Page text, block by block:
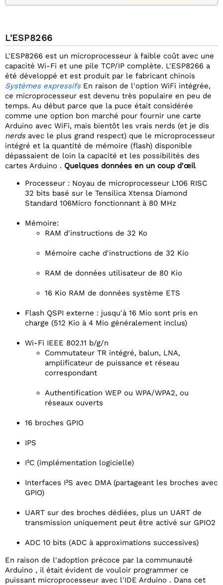
L'ESP8266
L'ESP8266 est un microprocesseur à faible coût avec une
capacité Wi-Fi et une pile TCP/IP complète. L'ESP8266 a
été développé et est produit par le fabricant chinois
Systèmes expressifsEn raison de l'option WiFi intégrée,
ce microprocesseur est devenu très populaire en peu de
temps. Au début parce que la puce était considérée
comme une option bon marché pour fournir une carte
Arduino avec WiFi, mais bientôt les vrais nerds (et je dis
nerdsavec le plus grand respect) que le microprocesseur
intégré et la quantité de mémoire (flash) disponible
dépassaient de loin la capacité et les possibilités des
cartes Arduino . Quelques données en un coup d'œil
Processeur : Noyau de microprocesseur L106 RISC
32 bits basé sur le Tensilica Xtensa Diamond
Standard 106Micro fonctionnant à 80 MHz
Mémoire:
RAM d'instructions de 32 Ko
Mémoire cache d'instructions de 32 Kio
RAM de données utilisateur de 80 Kio
16 Kio RAM de données système ETS
Flash QSPI externe : jusqu'à 16 Mio sont pris en
charge (512 Kio à 4 Mio généralement inclus)
Wi-Fi IEEE 802.11 b/g/n
Commutateur TR intégré, balun, LNA,
amplificateur de puissance et réseau
correspondant
Authentification WEP ou WPA/WPA2, ou
réseaux ouverts
16 broches GPIO
IPS
I²C (implémentation logicielle)
Interfaces I²S avec DMA (partageant les broches avec
GPIO)
UART sur des broches dédiées, plus un UART de
transmission uniquement peut être activé sur GPIO2
ADC 10 bits (ADC à approximations successives)
En raison de l'adoption précoce par la communauté
Arduino , il était évident de vouloir programmer ce
puissant microprocesseur avec l'IDE Arduino . Dans cet